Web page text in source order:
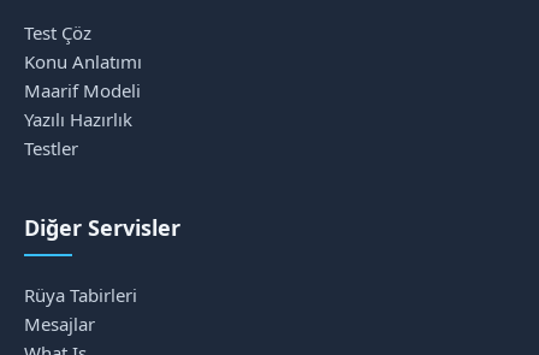
Test Çöz
Konu Anlatımı
Maarif Modeli
Yazılı Hazırlık
Testler
Diğer Servisler
Rüya Tabirleri
Mesajlar